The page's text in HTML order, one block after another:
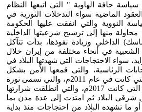
حافة الهاوية " التي اتبعها النظام
العقود الماضية سواء التدخلات الثورية في
النووية والتي انفقت عليها الحكومة
منها إلى ترسيخ شرعيتها الداخلية
الداخلي وزيادة نفوذها، بدأت تتآكل
في أنحاء مختلفة من إيران خلال
سواء الاحتجاجات التي شهدتها البلاد في
الانتخابات الرئاسية، والتي قمعها الأمن بشكل
عنيف أو الاحتجاجات التي كانت في عام 2011م، والتي تسمى ثورة
البازار، أو الاحتجاجات التي كانت 2017م، والتي انطلقت شرارتها
البلاد ثم امتدت إلى عدة مدن بما
ما تشهده البلاد من احتجاجات منذ بداية